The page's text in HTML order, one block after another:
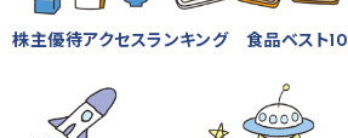
株主優待アクセスランキング 食品ベスト10